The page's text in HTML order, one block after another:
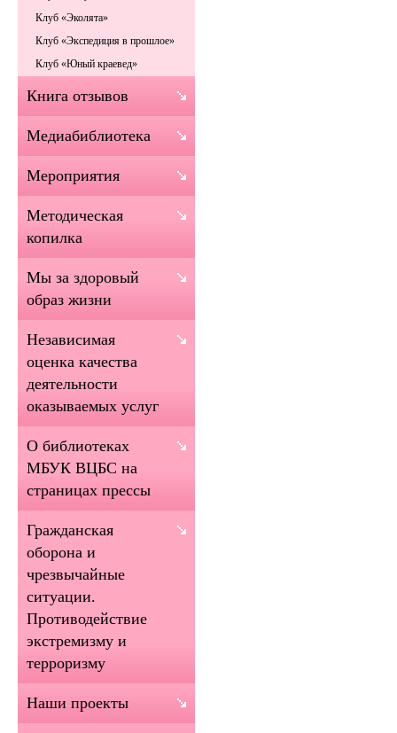
Клуб «Эколята»
Клуб «Экспедиция в прошлое»
Клуб «Юный краевед»
Книга отзывов
Медиабиблиотека
Мероприятия
Методическая
копилка
Мы за здоровый
образ жизни
Независимая
оценка качества
деятельности
оказываемых услуг
О библиотеках
МБУК ВЦБС на
страницах прессы
Гражданская
оборона и
чрезвычайные
ситуации.
Противодействие
экстремизму и
терроризму
Наши проекты